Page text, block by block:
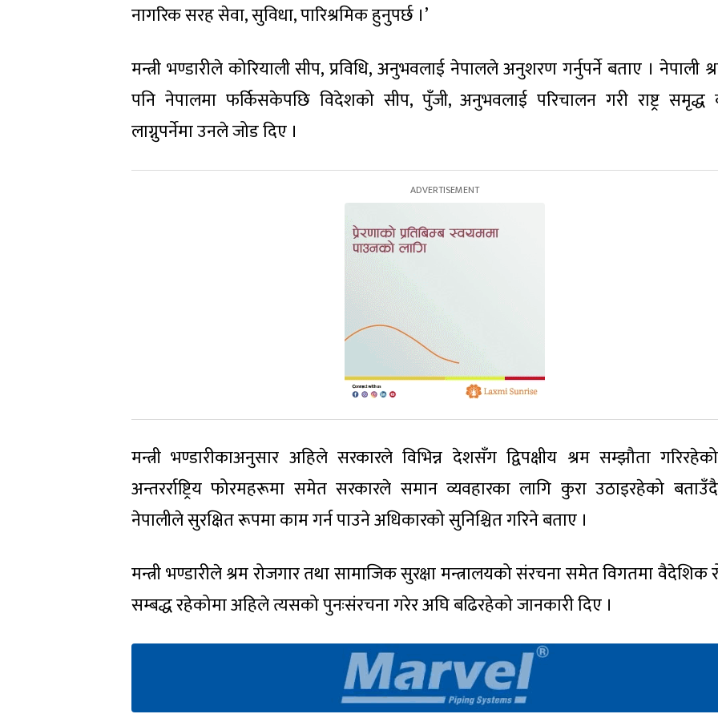
नागरिक सरह सेवा, सुविधा, पारिश्रमिक हुनुपर्छ ।’
मन्त्री भण्डारीले कोरियाली सीप, प्रविधि, अनुभवलाई नेपालले अनुशरण गर्नुपर्ने बताए । नेपाली
पनि नेपालमा फर्किसकेपछि विदेशको सीप, पुँजी, अनुभवलाई परिचालन गरी राष्ट्र समृद्ध
लाग्नुपर्नेमा उनले जोड दिए ।
मन्त्री भण्डारीकाअनुसार अहिले सरकारले विभिन्न देशसँग द्विपक्षीय श्रम सम्झौता
अन्तरर्राष्ट्रिय फोरमहरूमा समेत सरकारले समान व्यवहारका लागि कुरा उठाइरहेको
नेपालीले सुरक्षित रूपमा काम गर्न पाउने अधिकारको सुनिश्चित गरिने बताए ।
मन्त्री भण्डारीले श्रम रोजगार तथा सामाजिक सुरक्षा मन्त्रालयको संरचना समेत विगतमा वैदेशिक
सम्बद्ध रहेकोमा अहिले त्यसको पुनःसंरचना गरेर अघि बढिरहेको जानकारी दिए ।